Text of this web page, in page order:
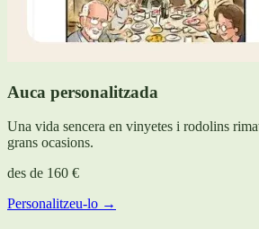
Auca personalitzada
Una vida sencera en vinyetes i rodolins
grans ocasions.
des de 160 €
Personalitzeu-lo →